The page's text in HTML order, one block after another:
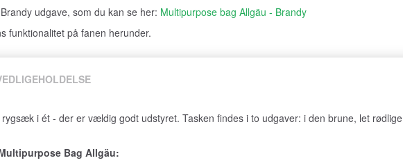
udgave, som du kan se her: Multipurpose bag Allgäu - Brandy
funktionalitet på fanen herunder.
i ét - der er vældig godt udstyret. Tasken findes i to udgaver: i den brune, let rødlige
Bag Allgäu: